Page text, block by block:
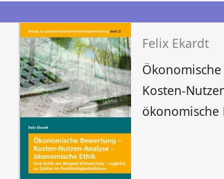
Felix Ekardt
Kosten-
ökonomische